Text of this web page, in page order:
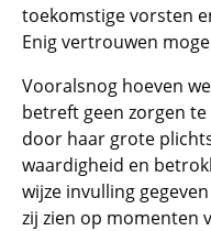
toekomstige vorsten
Enig vertrouwen
Vooralsnog hoeven
betreft geen zorgen
door haar grote
waardigheid en
wijze invulling
zij zien op momenten